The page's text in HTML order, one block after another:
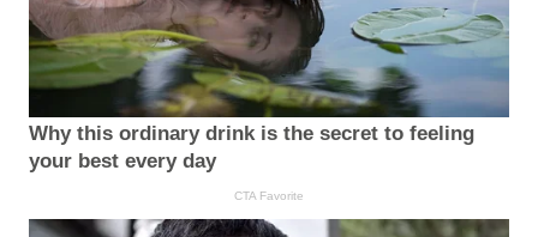
Why this ordinary drink is the secret to feeling
your best every day
CTA Favorite